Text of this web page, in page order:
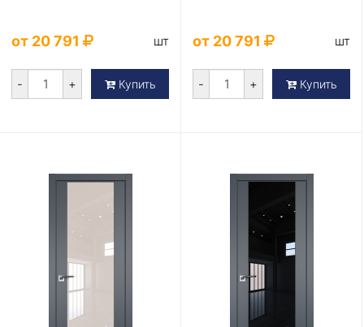
от 20 791 шт
- + Купить
от 20 791 шт
- + Купить